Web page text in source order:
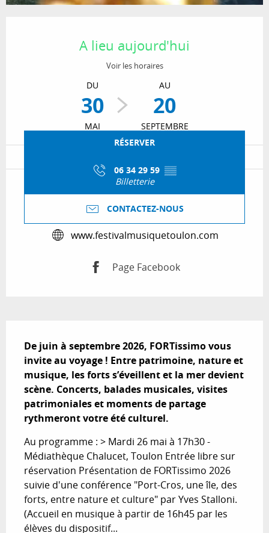
A lieu aujourd'hui
Voir les horaires
DU
30
MAI
AU
20
SEPTEMBRE
RÉSERVER
06 34 29 59 ▒▒
Billetterie
CONTACTEZ-NOUS
www.festivalmusiquetoulon.com
Page Facebook
De juin à septembre 2026, FORTissimo vous
invite au voyage ! Entre patrimoine, nature et
musique, les forts s’éveillent et la mer devient
scène. Concerts, balades musicales, visites
patrimoniales et moments de partage
rythmeront votre été culturel.
Au programme : > Mardi 26 mai à 17h30 -
Médiathèque Chalucet, Toulon Entrée libre sur
réservation Présentation de FORTissimo 2026
suivie d'une conférence "Port-Cros, une île, des
forts, entre nature et culture" par Yves Stalloni.
(Accueil en musique à partir de 16h45 par les
élèves du dispositif...